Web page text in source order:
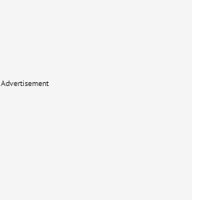
Advertisement